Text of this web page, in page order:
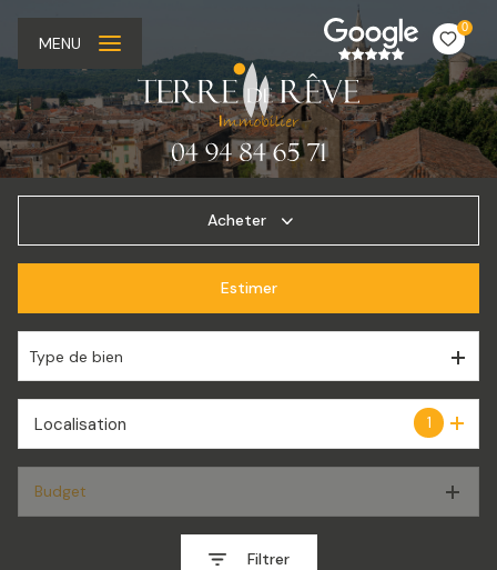
0
MENU
Acheter
De l'immo pro
Estimer
Type de bien
1
Localisation
Budget
Filtrer